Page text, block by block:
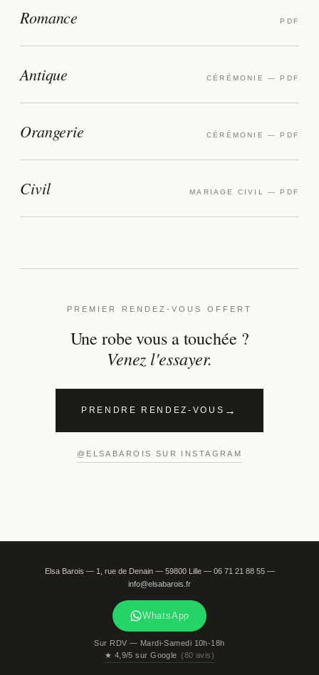
Romance PDF
Antique CÉRÉMONIE — PDF
Orangerie CÉRÉMONIE — PDF
Civil MARIAGE CIVIL — PDF
PREMIER RENDEZ-VOUS OFFERT
Une robe vous a touchée ?
Venez l'essayer.
PRENDRE RENDEZ-VOUS
@ELSABAROIS SUR INSTAGRAM
Elsa Barois — 1, rue de Denain— 59800 Lille— 06 71 21 88 55—
info@elsabarois.fr
WhatsApp
Sur RDV — Mardi-Samedi 10h-18h
★ 4,9/5 sur Google (80 avis)